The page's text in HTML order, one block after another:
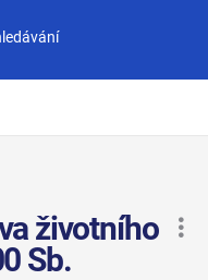
životního
Sb.